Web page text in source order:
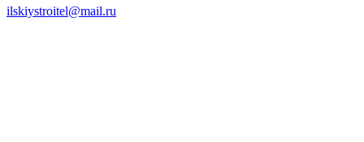
ilskiystroitel@mail.ru